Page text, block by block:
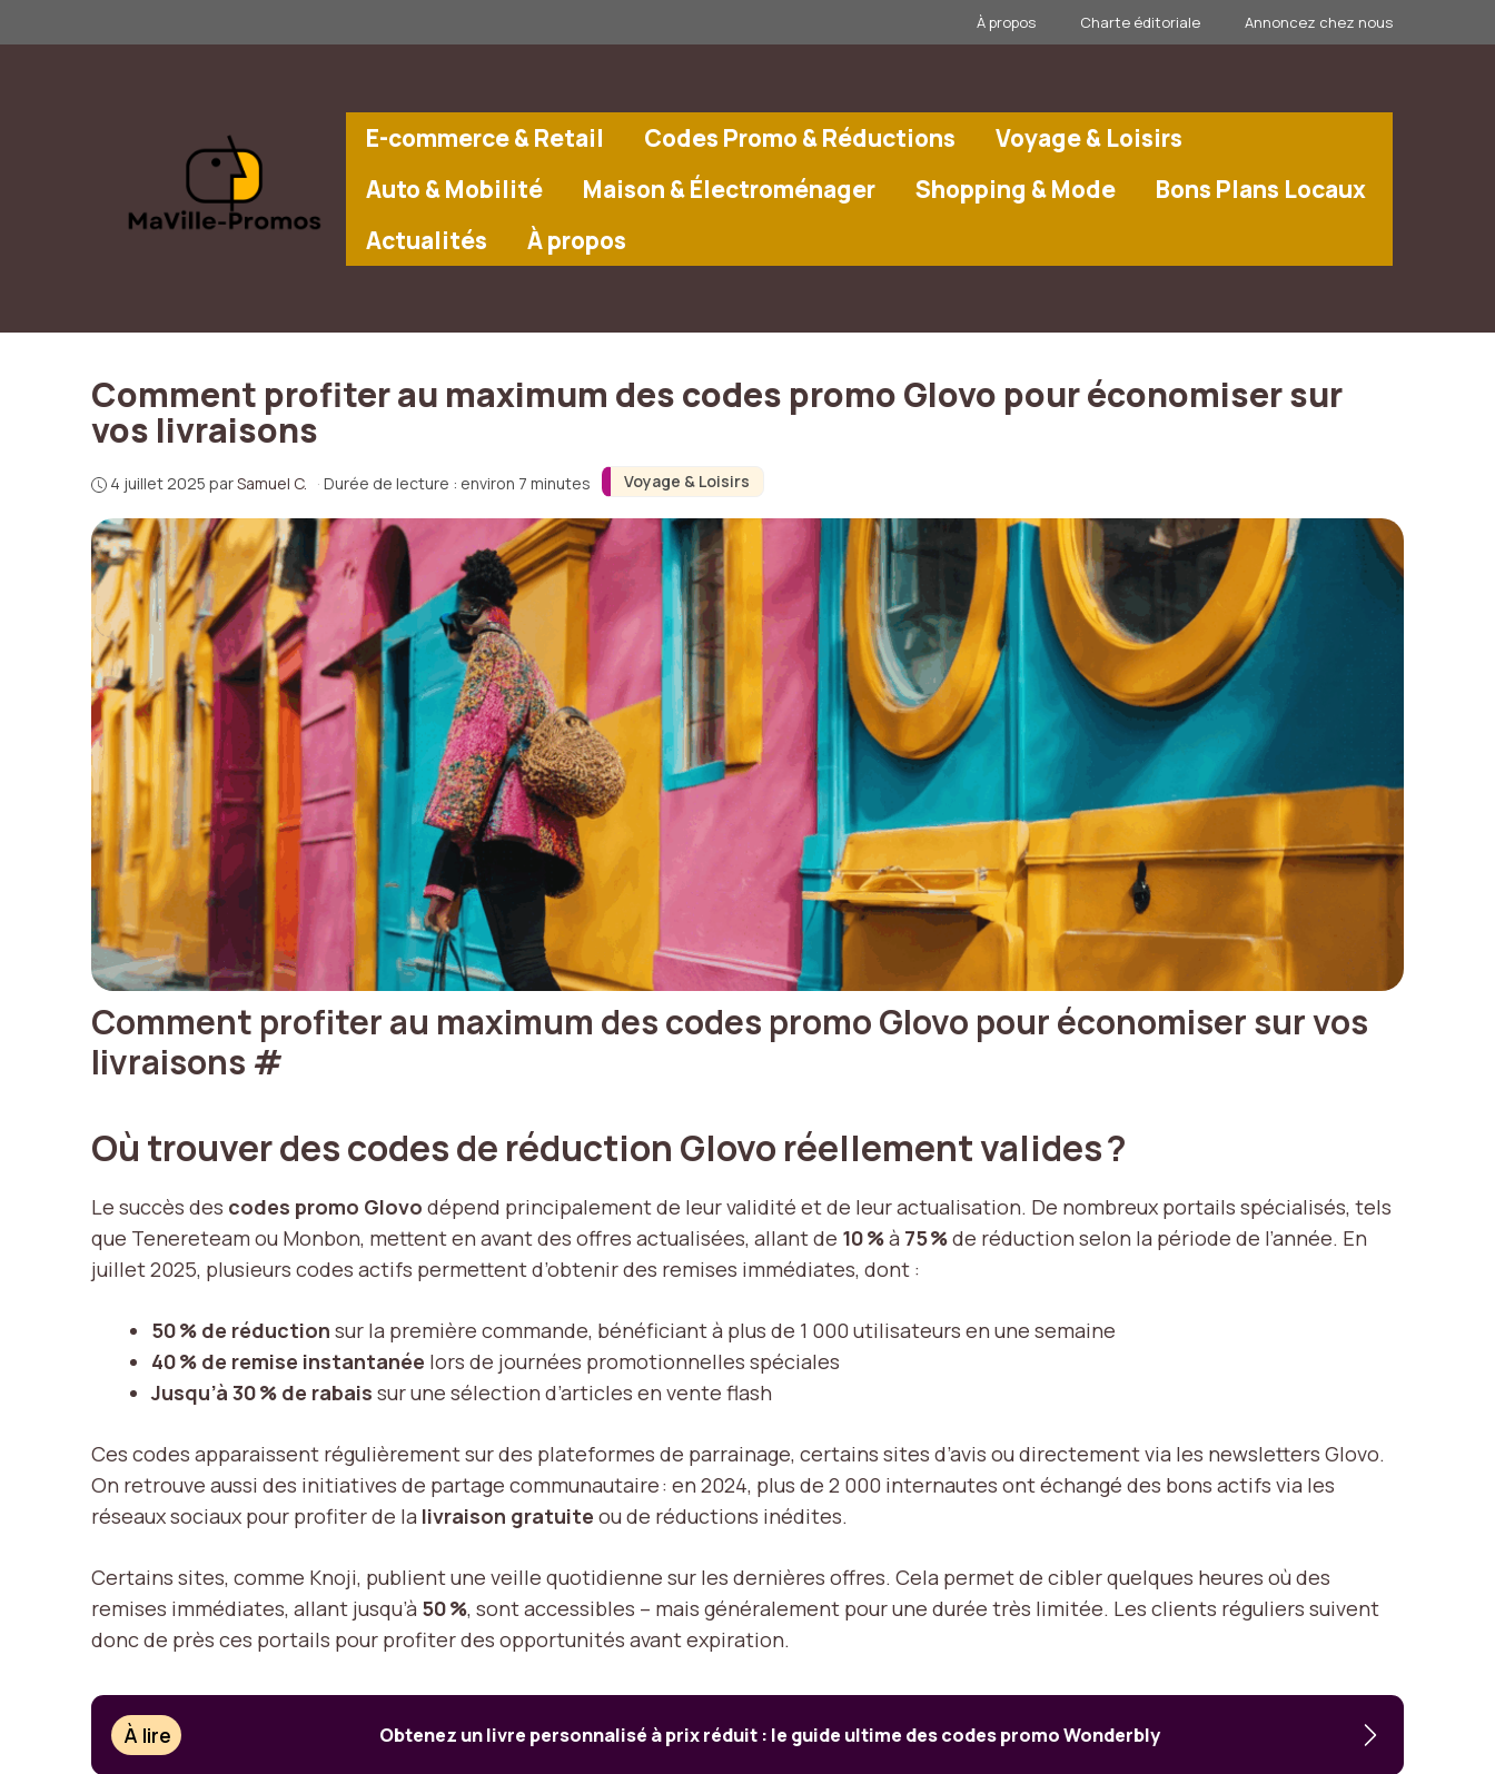
au
À propos Charte éditoriale Annoncez chez nous
E-commerce & Retail Codes Promo & Réductions
Voyage & Loisirs
Auto & Mobilité
Maison & Électroménager Shopping & Mode
Bons Plans Locaux
Actualités
À propos
Voyage & Loisirs
Comment profiter au maximum des codes promo Glovo pour économiser sur
vos livraisons
4 juillet 2025 parSamuel C. · Durée de lecture : environ 7 minutes
Comment profiter au maximum des codes promo Glovo pour économiser sur vos
livraisons #
Où trouver des codes de réduction Glovo réellement valides ?
Le succès des codes promo Glovo dépend principalement de leur validité et de leur actualisation. De nombreux portails spécialisés, tels
que Tenereteam ou Monbon, mettent en avant des offres actualisées, allant de 10 %à 75 %de réduction selon la période de l’année. En
juillet 2025, plusieurs codes actifs permettent d’obtenir des remises immédiates, dont :
50 % de réduction sur la première commande, bénéficiant à plus de 1 000 utilisateurs en une semaine
40 % de remise instantanée lors de journées promotionnelles spéciales
Jusqu’à 30 % de rabais sur une sélection d’articles en vente flash
Ces codes apparaissent régulièrement sur des plateformes de parrainage, certains sites d’avis ou directement via les newsletters Glovo.
On retrouve aussi des initiatives de partage communautaire : en 2024, plus de 2 000 internautes ont échangé des bons actifs via les
réseaux sociaux pour profiter de la livraison gratuite ou de réductions inédites.
Certains sites, comme Knoji, publient une veille quotidienne sur les dernières offres. Cela permet de cibler quelques heures où des
remises immédiates, allant jusqu’à 50 %, sont accessibles – mais généralement pour une durée très limitée. Les clients réguliers suivent
donc de près ces portails pour profiter des opportunités avant expiration.
À lire Obtenez un livre personnalisé à prix réduit : le guide ultime des codes promo Wonderbly